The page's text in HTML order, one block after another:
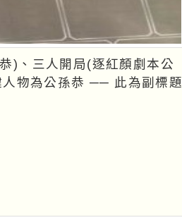
)、三人開局(逐紅顏劇本公
物為公孫恭 ── 此為副標題